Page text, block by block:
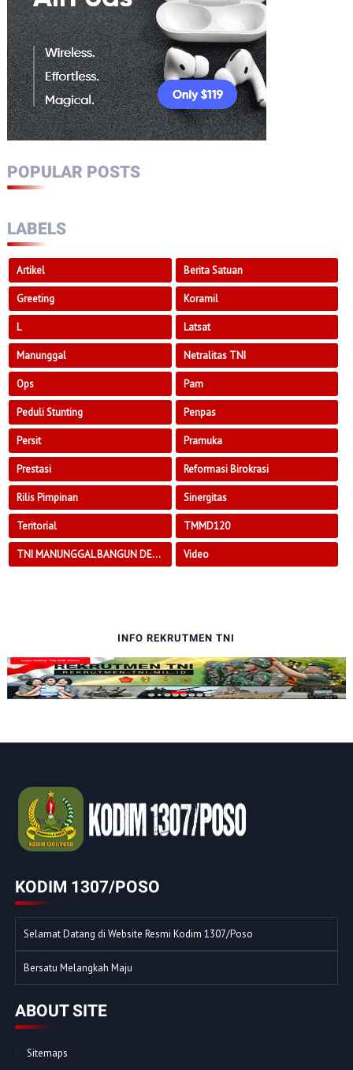
POPULAR POSTS
LABELS
Artikel Berita Satuan
Greeting Koramil
L Latsat
Manunggal Netralitas TNI
Ops Pam
Peduli Stunting Penpas
Persit Pramuka
Prestasi Reformasi Birokrasi
Rilis Pimpinan Sinergitas
Teritorial TMMD120
TNI MANUNGGAL BANGUN DESA Video
INFO REKRUTMEN TNI
KODIM 1307/POSO
Selamat Datang di Website Resmi Kodim 1307/Poso
Bersatu Melangkah Maju
ABOUT SITE
Sitemaps